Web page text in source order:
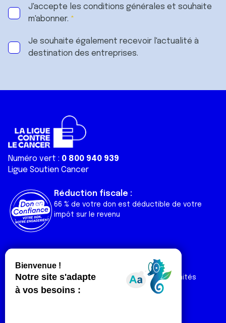
J'accepte les conditions générales et souhaite
m'abonner.
Je souhaite également recevoir l'actualité à
destination des entreprises.
Numéro vert : 0 800 940 939
Ligue Soutien Cancer
Réduction fiscale :
66 % de votre don est déductible de votre
impôt sur le revenu
Liens utiles
Nos actualités
Nos publications
Contact
Espace Ligue & comités
Espace chercheur